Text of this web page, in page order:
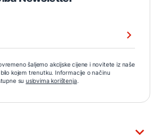
šaljemo akcijske cijene i novitete iz naše
kojem trenutku. Informacije o načinu
su uslovima korištenja.